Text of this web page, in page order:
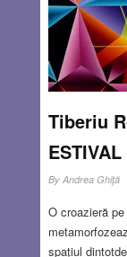
Tiberiu
ESTIVAL
By Andrea Ghiţă
O croazieră
spaţiul